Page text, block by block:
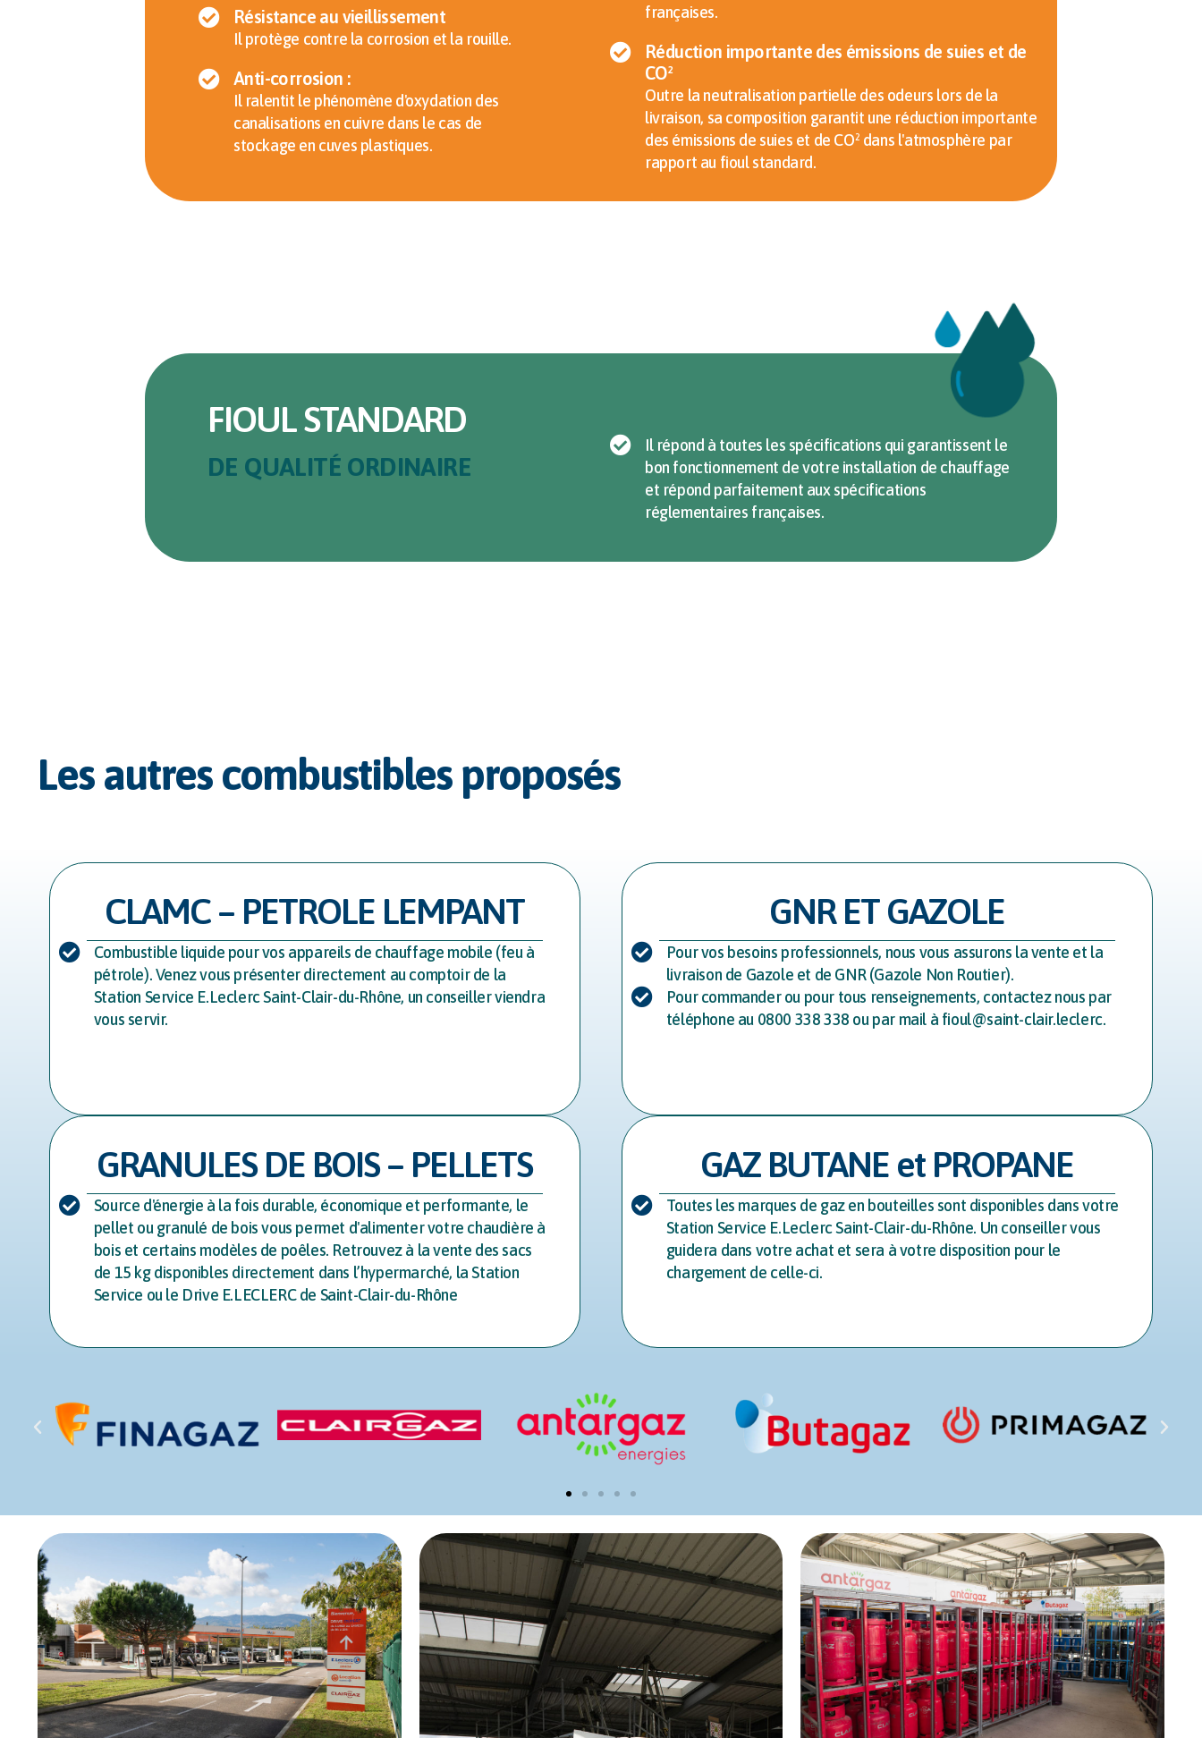
Résistance au vieillissement
Il protège contre la corrosion et la rouille.
Anti-corrosion :
Il ralentit le phénomène d'oxydation des
canalisations en cuivre dans le cas de
stockage en cuves plastiques.
françaises.
Réduction importante des émissions de suies et de
CO²
Outre la neutralisation partielle des odeurs lors de la
livraison, sa composition garantit une réduction importante
des émissions de suies et de CO² dans l'atmosphère par
rapport au fioul standard.
FIOUL STANDARD
DE QUALITÉ ORDINAIRE
Il répond à toutes les spécifications qui garantissent le
bon fonctionnement de votre installation de chauffage
et répond parfaitement aux spécifications
réglementaires françaises.
Les autres combustibles proposés
CLAMC – PETROLE LEMPANT
Combustible liquide pour vos appareils de chauffage mobile (feu à
pétrole). Venez vous présenter directement au comptoir de la
Station Service E.Leclerc Saint-Clair-du-Rhône, un conseiller viendra
vous servir.
GRANULES DE BOIS – PELLETS
Source d'énergie à la fois durable, économique et performante, le
pellet ou granulé de bois vous permet d'alimenter votre chaudière à
bois et certains modèles de poêles. Retrouvez à la vente des sacs
de 15 kg disponibles directement dans l’hypermarché, la Station
Service ou le Drive E.LECLERC de Saint-Clair-du-Rhône
GNR ET GAZOLE
Pour vos besoins professionnels, nous vous assurons la vente et la
livraison de Gazole et de GNR (Gazole Non Routier).
Pour commander ou pour tous renseignements, contactez nous par
téléphone au 0800 338 338 ou par mail à fioul@saint-clair.leclerc.
GAZ BUTANE et PROPANE
Toutes les marques de gaz en bouteilles sont disponibles dans votre
Station Service E.Leclerc Saint-Clair-du-Rhône. Un conseiller vous
guidera dans votre achat et sera à votre disposition pour le
chargement de celle-ci.